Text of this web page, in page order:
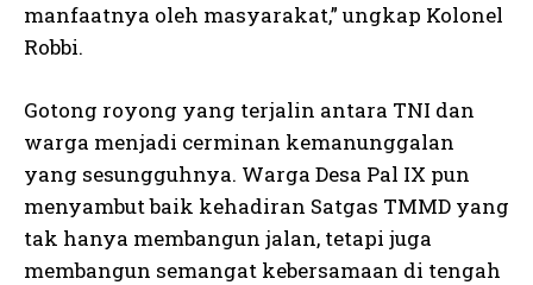
manfaatnya oleh masyarakat,” ungkap Kolonel
Robbi.
Gotong royong yang terjalin antara TNI dan
warga menjadi cerminan kemanunggalan
yang sesungguhnya. Warga Desa Pal IX pun
menyambut baik kehadiran Satgas TMMD yang
tak hanya membangun jalan, tetapi juga
membangun semangat kebersamaan di tengah